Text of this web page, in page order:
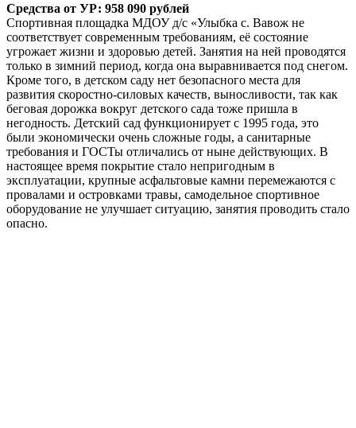
Средства от УР: 958 090 рублей
Спортивная площадка МДОУ д/с «Улыбка с. Вавож не
соответствует современным требованиям, её состояние
угрожает жизни и здоровью детей. Занятия на ней проводятся
только в зимний период, когда она выравнивается под снегом.
Кроме того, в детском саду нет безопасного места для
развития скоростно-силовых качеств, выносливости, так как
беговая дорожка вокруг детского сада тоже пришла в
негодность. Детский сад функционирует с 1995 года, это
были экономически очень сложные годы, а санитарные
требования и ГОСТы отличались от ныне действующих. В
настоящее время покрытие стало непригодным в
эксплуатации, крупные асфальтовые камни перемежаются с
провалами и островками травы, самодельное спортивное
оборудование не улучшает ситуацию, занятия проводить стало
опасно.